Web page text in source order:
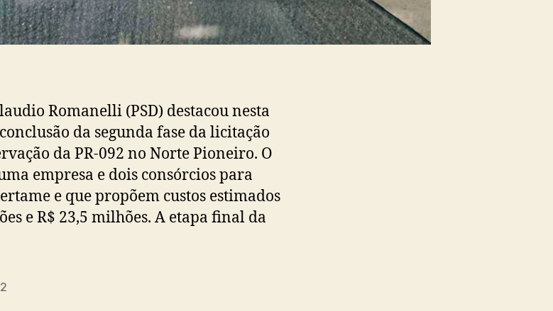
Romanelli (PSD) destacou nesta
da segunda fase da licitação
da PR-092 no Norte Pioneiro. O
empresa e dois consórcios para
e que propõem custos estimados
e R$ 23,5 milhões. A etapa final da